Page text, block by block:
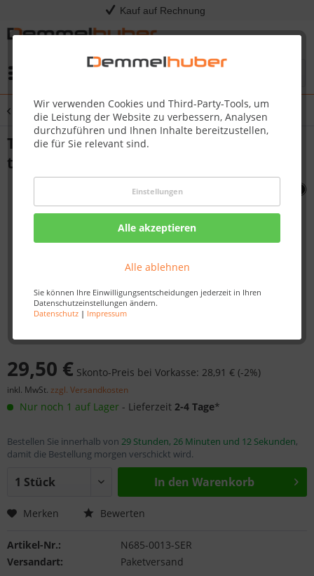
Kauf auf Rechnung
Wir verwenden Cookies und Third-Party-Tools, um
die Leistung der Website zu verbessern, Analysen
durchzuführen und Ihnen Inhalte bereitzustellen,
die für Sie relevant sind.
Einstellungen
Alle akzeptieren
Alle ablehnen
Sie können Ihre Einwilligungsentscheidungen jederzeit in Ihren
Datenschutzeinstellungen ändern.
Datenschutz| Impressum
Übersicht Sonstige Ersatzteile
TEMPERATURE GAUGE LEX (W450-0 005
toevoegen) #N685-0013-SER
29,50 € Skonto-Preis bei Vorkasse: 28,91 € (-2%)
inkl. MwSt. zzgl. Versandkosten
Nur noch 1 auf Lager - Lieferzeit 2-4 Tage*
Bestellen Sie innerhalb von 29 Stunden, 26 Minuten und 12 Sekunden,
damit die Bestellung morgen verschickt wird.
In den Warenkorb
Merken Bewerten
Artikel-Nr.:
N685-0013-SER
Versandart:
Paketversand